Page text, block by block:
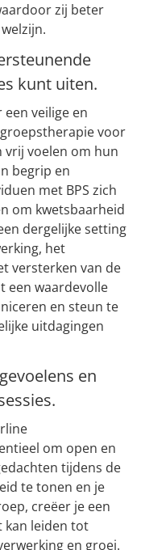
zij beter
kunt uiten.
veilige en
voor
vrij voelen om hun
begrip en
met BPS zich
om kwetsbaarheid
dergelijke setting
het
versterken van de
een waardevolle
en steun te
uitdagingen
en
om open en
tijdens de
te tonen en je
creëer je een
kan leiden tot
en groei.